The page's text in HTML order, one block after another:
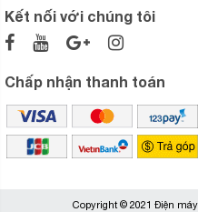
Kết nối với chúng tôi
Chấp nhận thanh toán
Copyright © 2021 Điện máy